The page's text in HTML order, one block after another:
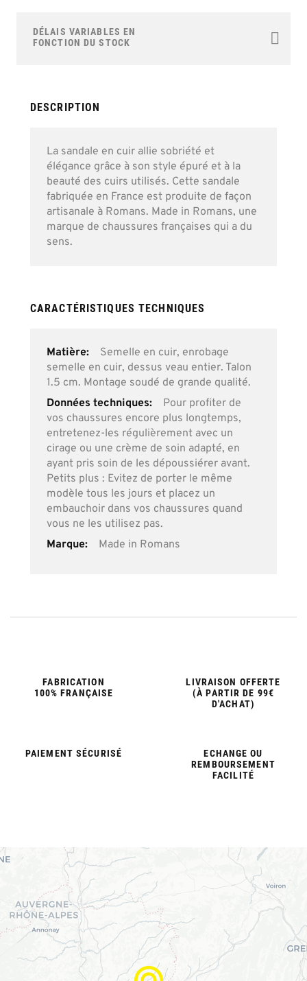
beginning
gallery
DÉLAIS VARIABLES EN
FONCTION DU STOCK
DESCRIPTION
La sandale en cuir allie sobriété et
élégance grâce à son style épuré et à la
beauté des cuirs utilisés. Cette sandale
fabriquée en France est produite de façon
artisanale à Romans. Made in Romans, une
marque de chaussures françaises qui a du
sens.
CARACTÉRISTIQUES TECHNIQUES
Plus
d’information
Semelle en cuir, enrobage
semelle en cuir, dessus veau entier. Talon
1.5 cm. Montage soudé de grande qualité.
Pour profiter de
vos chaussures encore plus longtemps,
entretenez-les régulièrement avec un
cirage ou une crème de soin adapté, en
ayant pris soin de les dépoussiérer avant.
Petits plus : Evitez de porter le même
modèle tous les jours et placez un
embauchoir dans vos chaussures quand
vous ne les utilisez pas.
Made in Romans
FABRICATION
100% FRANÇAISE
LIVRAISON OFFERTE
(À PARTIR DE 99€
D'ACHAT)
PAIEMENT SÉCURISÉ
ECHANGE OU
REMBOURSEMENT
FACILITÉ